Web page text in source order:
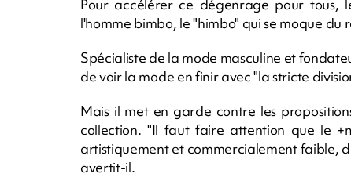
Pour accélérer ce dégenrage pour tous,
l'homme bimbo, le "himbo" qui se moque du
Spécialiste de la mode masculine et
de voir la mode en finir avec "la stricte
Mais il met en garde contre les
collection. "Il faut faire attention que le
artistiquement et commercialement faible,
avertit-il.